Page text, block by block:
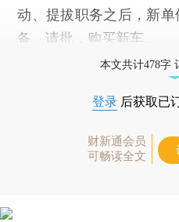
动、提拔职务之后，新
备、请批，购买新车。
本文共计478字
登录 后获取已
财新通会员
可畅读全文